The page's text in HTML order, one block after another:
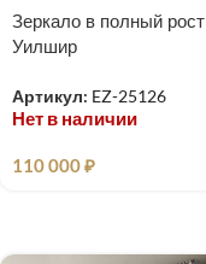
Зеркало в полный рост
Уилшир
Артикул: EZ-25126
Нет в наличии
110 000₽